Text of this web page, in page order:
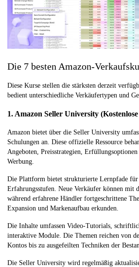
Die 7 besten Amazon-
Diese Kurse stellen die stärksten derzeit
bedient unterschiedliche Verkäufertypen und
1. Amazon Seller University
Amazon bietet über die Seller University
Schulungen an. Diese offizielle Ressource
Angeboten, Preisstrategien,
Werbung.
Die Plattform bietet strukturierte Lernpfade für
Erfahrungsstufen. Neue Verkäufer können mit
während erfahrene Händler fortgeschrittene
Expansion und Markenaufbau erkunden.
Die Inhalte umfassen Video-Tutorials,
interaktive Module. Die Themen reichen von
Kontos bis zu ausgefeilten Techniken der
Die Seller University wird regelmäßig